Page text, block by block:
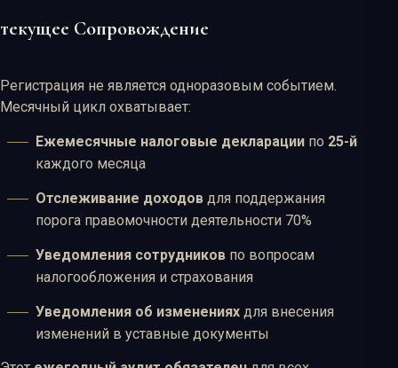
Текущее Сопровождение
Регистрация не является одноразовым событием.
Месячный цикл охватывает:
Ежемесячные налоговые декларации по 25-й
каждого месяца
Отслеживание доходов для поддержания
порога правомочности деятельности 70%
Уведомления сотрудников по вопросам
налогообложения и страхования
Уведомления об изменениях для внесения
изменений в уставные документы